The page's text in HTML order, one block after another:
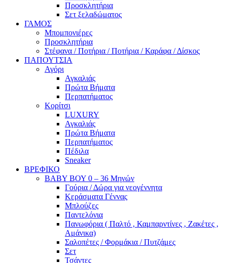
Προσκλητήρια
Σετ ξελαδώματος
ΓΑΜΟΣ
Μπομπονιέρες
Προσκλητήρια
Στέφανα / Ποτήρια / Ποτήρια / Καράφα / Δίσκος
ΠΑΠΟΥΤΣΙΑ
Αγόρι
Αγκαλιάς
Πρώτα Βήματα
Περπατήματος
Κορίτσι
LUXURY
Αγκαλιάς
Πρώτα Βήματα
Περπατήματος
Πέδιλα
Sneaker
ΒΡΕΦΙΚΟ
ΒΑΒΥ ΒΟΥ 0 – 36 Μηνών
Γούρια / Δώρα για νεογέννητα
Κεράσματα Γέννας
Μπλούζες
Παντελόνια
Πανωφόρια ( Παλτό , Καμπαρντίνες , Ζακέτες ,
Αμάνικα)
Σαλοπέτες / Φορμάκια / Πυτζάμες
Σετ
Τσάντες